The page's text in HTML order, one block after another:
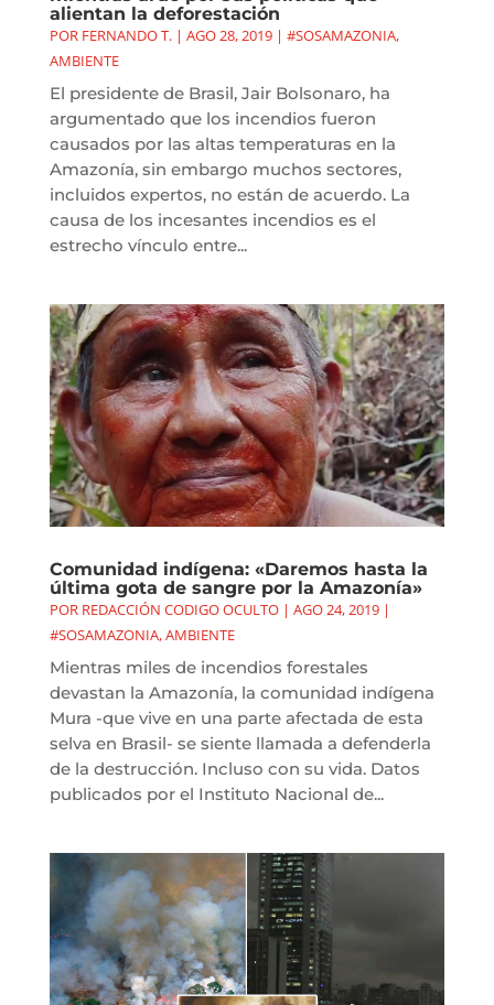
alientan la deforestación
POR FERNANDO T.| AGO 28, 2019| #SOSAMAZONIA,
AMBIENTE
El presidente de Brasil, Jair Bolsonaro, ha
argumentado que los incendios fueron
causados por las altas temperaturas en la
Amazonía, sin embargo muchos sectores,
incluidos expertos, no están de acuerdo. La
causa de los incesantes incendios es el
estrecho vínculo entre...
Comunidad indígena: «Daremos hasta la
última gota de sangre por la Amazonía»
POR REDACCIÓN CODIGO OCULTO| AGO 24, 2019|
#SOSAMAZONIA,AMBIENTE
Mientras miles de incendios forestales
devastan la Amazonía, la comunidad indígena
Mura -que vive en una parte afectada de esta
selva en Brasil- se siente llamada a defenderla
de la destrucción. Incluso con su vida. Datos
publicados por el Instituto Nacional de...